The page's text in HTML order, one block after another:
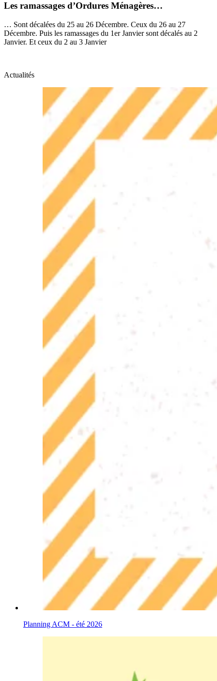
Les ramassages d’Ordures Ménagères…
… Sont décalées du 25 au 26 Décembre. Ceux du 26 au 27
Décembre. Puis les ramassages du 1er Janvier sont décalés au 2
Janvier. Et ceux du 2 au 3 Janvier
Actualités
Planning ACM - été 2026